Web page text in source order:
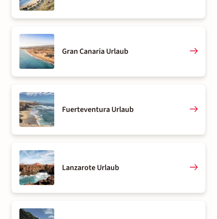
Gran Canaria Urlaub
Fuerteventura Urlaub
Lanzarote Urlaub